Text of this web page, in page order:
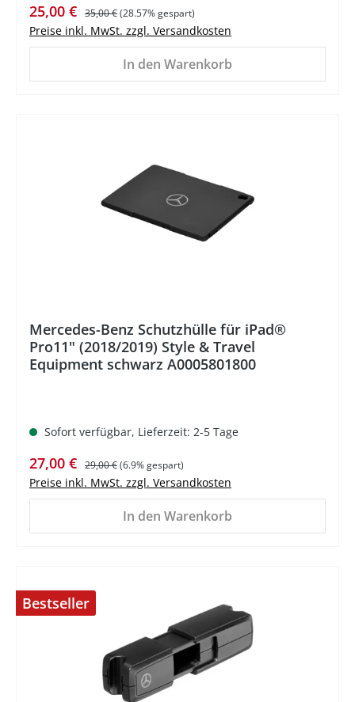
Verkaufspreis:
25,00 € Regulärer Preis:
35,00 €(28.57% gespart)
Preise inkl. MwSt. zzgl. Versandkosten
In den Warenkorb
Mercedes-Benz Schutzhülle für iPad®
Pro11" (2018/2019) Style & Travel
Equipment schwarz A0005801800
Sofort verfügbar, Lieferzeit: 2-5 Tage
Verkaufspreis:
27,00 € Regulärer Preis:
29,00 €(6.9% gespart)
Preise inkl. MwSt. zzgl. Versandkosten
In den Warenkorb
Bestseller